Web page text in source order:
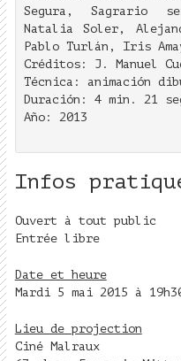
Segura, Sagrario
Natalia Soler,
Pablo Turlán, Iris
Créditos: J. Manuel
Técnica: animación
Duración: 4 min. 21
Año: 2013
Infos
Ouvert à tout public
Entrée libre
Date et heure
Mardi 5 mai 2015 à
Lieu de projection
Ciné Malraux